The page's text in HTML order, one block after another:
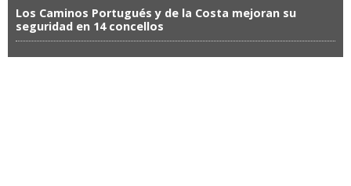
Los Caminos Portugués y de la Costa mejoran su
seguridad en 14 concellos